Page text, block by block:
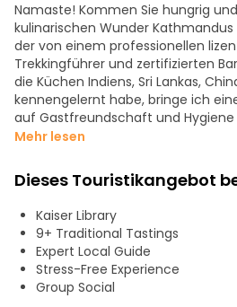
Namaste! Kommen Sie hungrig
kulinarischen Wunder
der von einem professionellen
Trekkingführer und zertifizierten
die Küchen Indiens, Sri Lankas,
kennengelernt habe, bringe ich
auf Gastfreundschaft und Hygiene
nutze dieses Fachwissen, um nur
jahrhundertealte Traditionen, die
finden werden.
Von den aromatischen Gewürzen
zum gefühlvollen Straßenessen in
größten Wert auf Qualität und
sicherzustellen, dass jeder Bissen
Geschmack von Nepal ist. Was
Mehr lesen
Dieses Touristikangebot
Kaiser Library
9+ Traditional Tastings
Expert Local Guide
Stress-Free Experience
Group Social